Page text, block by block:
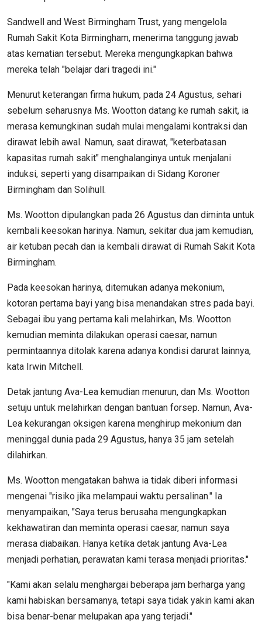
Sandwell and West Birmingham Trust, yang mengelola
Rumah Sakit Kota Birmingham, menerima tanggung jawab
atas kematian tersebut. Mereka mengungkapkan bahwa
mereka telah "belajar dari tragedi ini."
Menurut keterangan firma hukum, pada 24 Agustus, sehari
sebelum seharusnya Ms. Wootton datang ke rumah sakit, ia
merasa kemungkinan sudah mulai mengalami kontraksi dan
dirawat lebih awal. Namun, saat dirawat, "keterbatasan
kapasitas rumah sakit" menghalanginya untuk menjalani
induksi, seperti yang disampaikan di Sidang Koroner
Birmingham dan Solihull.
Ms. Wootton dipulangkan pada 26 Agustus dan diminta untuk
kembali keesokan harinya. Namun, sekitar dua jam kemudian,
air ketuban pecah dan ia kembali dirawat di Rumah Sakit Kota
Birmingham.
Pada keesokan harinya, ditemukan adanya mekonium,
kotoran pertama bayi yang bisa menandakan stres pada bayi.
Sebagai ibu yang pertama kali melahirkan, Ms. Wootton
kemudian meminta dilakukan operasi caesar, namun
permintaannya ditolak karena adanya kondisi darurat lainnya,
kata Irwin Mitchell.
Detak jantung Ava-Lea kemudian menurun, dan Ms. Wootton
setuju untuk melahirkan dengan bantuan forsep. Namun, Ava-
Lea kekurangan oksigen karena menghirup mekonium dan
meninggal dunia pada 29 Agustus, hanya 35 jam setelah
dilahirkan.
Ms. Wootton mengatakan bahwa ia tidak diberi informasi
mengenai "risiko jika melampaui waktu persalinan." Ia
menyampaikan, "Saya terus berusaha mengungkapkan
kekhawatiran dan meminta operasi caesar, namun saya
merasa diabaikan. Hanya ketika detak jantung Ava-Lea
menjadi perhatian, perawatan kami terasa menjadi prioritas."
"Kami akan selalu menghargai beberapa jam berharga yang
kami habiskan bersamanya, tetapi saya tidak yakin kami akan
bisa benar-benar melupakan apa yang terjadi."